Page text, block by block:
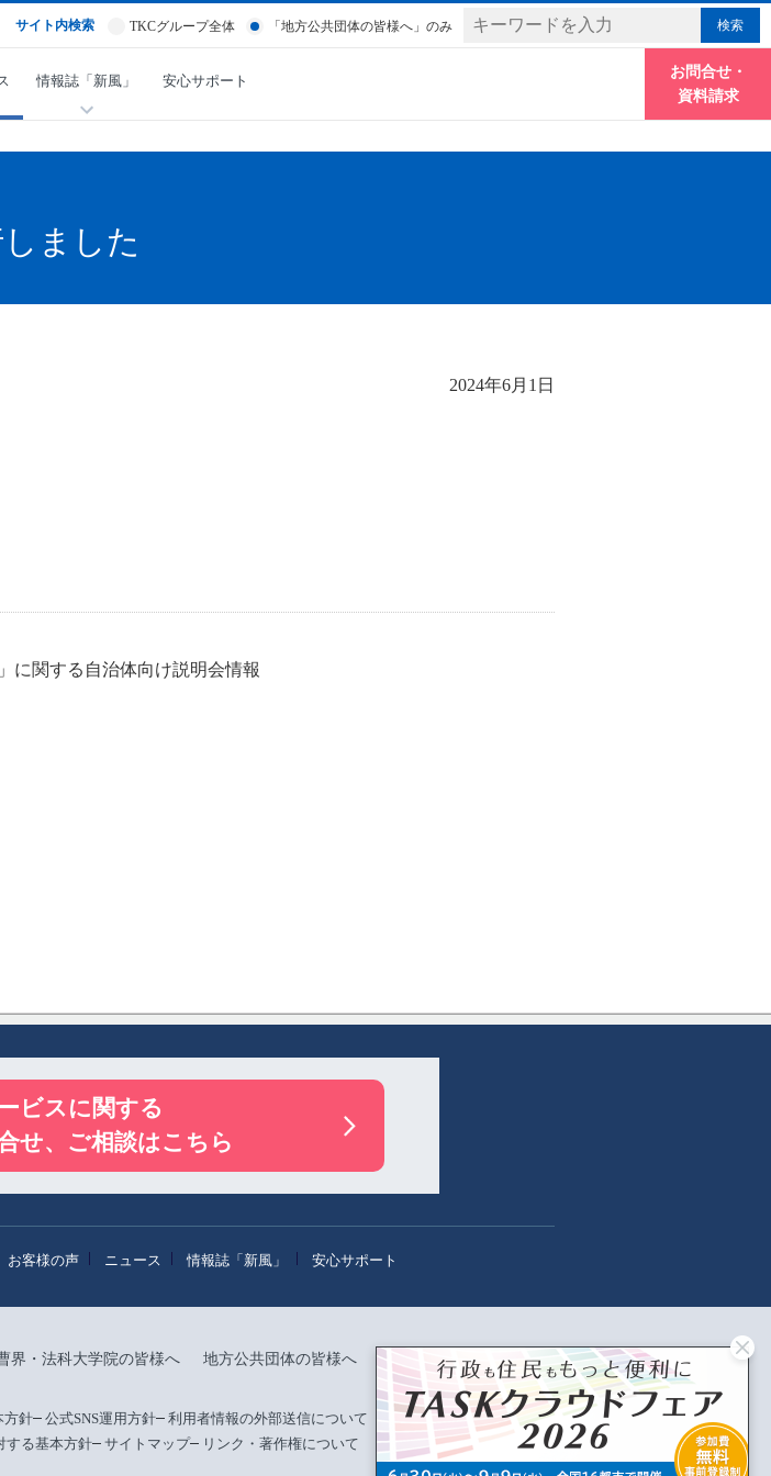
サイト内検索 TKCグループ全体 「地方公共団体の皆様へ」のみ
情報誌「新風」 安心サポート
お問合せ・
資料請求
ました
2024年6月1日
に関する自治体向け説明会情報​
ビスに関する
せ、ご相談はこちら
お客様の声 ニュース 情報誌「新風」 安心サポート
界・法科大学院の皆様へ 地方公共団体の皆様へ English
方針 公式SNS運用方針
利用者情報の外部送信について
する基本方針 サイトマップ リンク・著作権について